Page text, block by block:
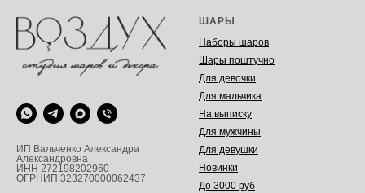
ИП Вальченко Александра
Александровна
ИНН 272198202960
ОГРНИП 323270000062437
ШАРЫ
Наборы шаров
Шары поштучно
Для девочки
Для мальчика
На выписку
Для мужчины
Для девушки
Новинки
До 3000 руб